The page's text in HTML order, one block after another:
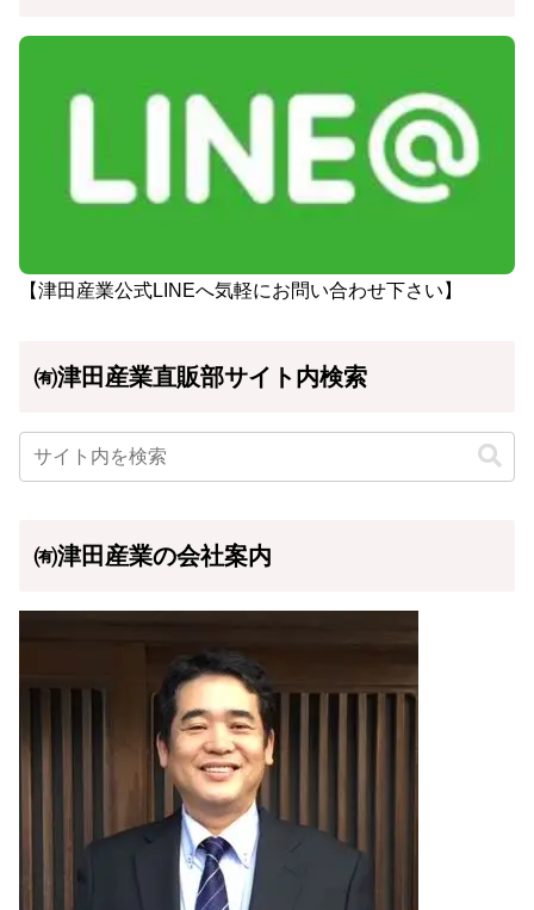
【津田産業公式LINEへ気軽にお問い合わせ下さい】
㈲津田産業直販部サイト内検索
㈲津田産業の会社案内